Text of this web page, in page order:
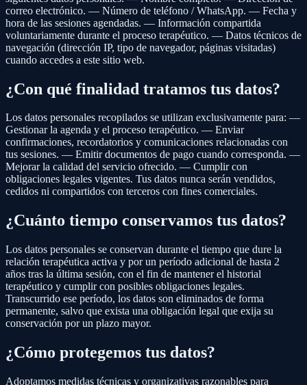
correo electrónico. — Número de teléfono / WhatsApp. — Fecha y
hora de las sesiones agendadas. — Información compartida
voluntariamente durante el proceso terapéutico. — Datos técnicos de
navegación (dirección IP, tipo de navegador, páginas visitadas)
cuando accedes a este sitio web.
¿Con qué finalidad tratamos tus datos?
Los datos personales recopilados se utilizan exclusivamente para: —
Gestionar la agenda y el proceso terapéutico. — Enviar
confirmaciones, recordatorios y comunicaciones relacionadas con
tus sesiones. — Emitir documentos de pago cuando corresponda. —
Mejorar la calidad del servicio ofrecido. — Cumplir con
obligaciones legales vigentes. Tus datos nunca serán vendidos,
cedidos ni compartidos con terceros con fines comerciales.
¿Cuánto tiempo conservamos tus datos?
Los datos personales se conservan durante el tiempo que dure la
relación terapéutica activa y por un período adicional de hasta 2
años tras la última sesión, con el fin de mantener el historial
terapéutico y cumplir con posibles obligaciones legales.
Transcurrido ese período, los datos son eliminados de forma
permanente, salvo que exista una obligación legal que exija su
conservación por un plazo mayor.
¿Cómo protegemos tus datos?
Adoptamos medidas técnicas y organizativas razonables para